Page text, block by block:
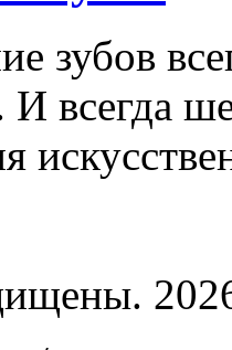
зубов
И всегда